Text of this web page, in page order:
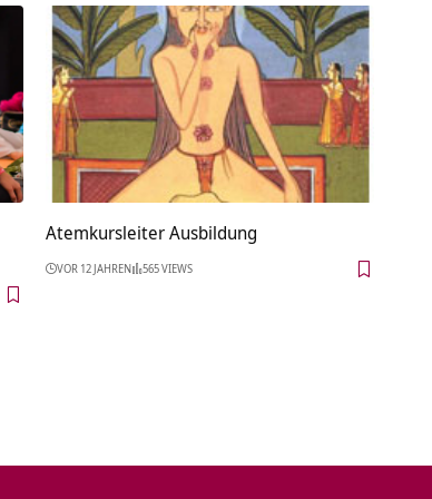
Atemkursleiter Ausbildung
VOR 12 JAHREN 565 VIEWS